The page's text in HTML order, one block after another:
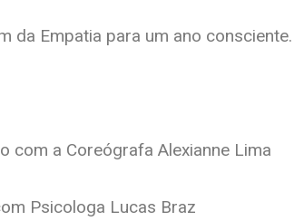
da Empatia para um ano consciente.
com a Coreógrafa Alexianne Lima
Psicologa Lucas Braz